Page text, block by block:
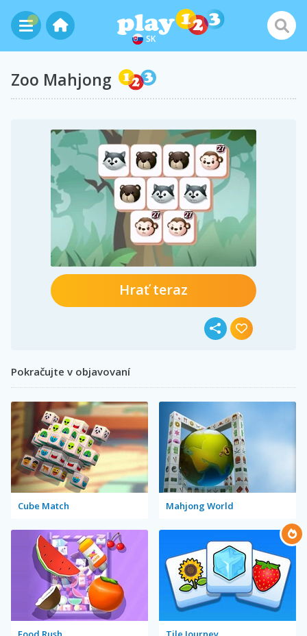
SK
Zoo Mahjong
Hrať teraz
Pokračujte v objavovaní
Cube Match Mahjong World